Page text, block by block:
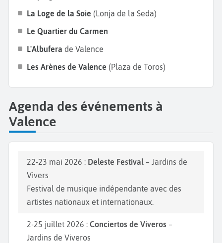
ambiance festive en assistant à Las Fallas, une fête
l’UNESCO, où d’immenses sculptures en carton-pâte
sont brûlées lors de la nuit du 19 mars. Bonnes
vacances à Valence !
La Loge de la Soie (Lonja de la Seda)
Le Quartier du Carmen
L'Albufera de Valence
Les Arènes de Valence (Plaza de Toros)
Agenda des événements à
Valence
22-23 mai 2026 : Deleste Festival – Jardins de
Vivers
Festival de musique indépendante avec des
artistes nationaux et internationaux.
2-25 juillet 2026 : Conciertos de Viveros –
Jardins de Viveros